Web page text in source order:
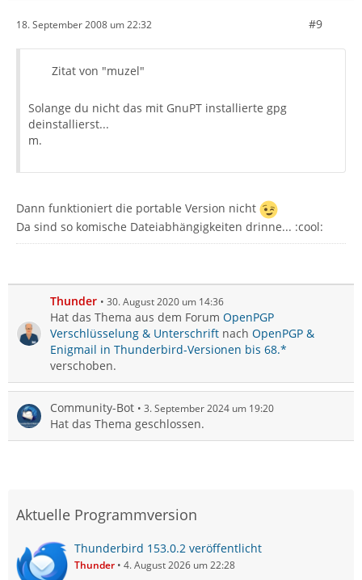
18. September 2008 um 22:32 #9
Zitat von "muzel"
Solange du nicht das mit GnuPT installierte gpg
deinstallierst...
m.
Dann funktioniert die portable Version nicht
Da sind so komische Dateiabhängigkeiten drinne... :cool:
Thunder 30. August 2020 um 14:36
Hat das Thema aus dem Forum OpenPGP
Verschlüsselung & Unterschrift nach OpenPGP &
Enigmail in Thunderbird-Versionen bis 68.*
verschoben.
Community-Bot 3. September 2024 um 19:20
Hat das Thema geschlossen.
Aktuelle Programmversion
Thunderbird 153.0.2 veröffentlicht
Thunder 4. August 2026 um 22:28